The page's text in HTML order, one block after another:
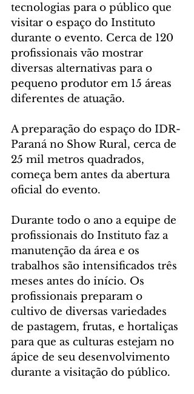
tecnologias para o público que
visitar o espaço do Instituto
durante o evento. Cerca de 120
profissionais vão mostrar
diversas alternativas para o
pequeno produtor em 15 áreas
diferentes de atuação.
A preparação do espaço do IDR-
Paraná no Show Rural, cerca de
25 mil metros quadrados,
começa bem antes da abertura
oficial do evento.
Durante todo o ano a equipe de
profissionais do Instituto faz a
manutenção da área e os
trabalhos são intensificados três
meses antes do início. Os
profissionais preparam o
cultivo de diversas variedades
de pastagem, frutas, e hortaliças
para que as culturas estejam no
ápice de seu desenvolvimento
durante a visitação do público.